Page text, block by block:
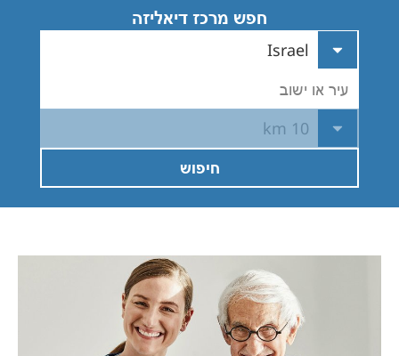
Serbia
Slovakia
Slovenia
Sweden
United Kingdom
Asia Pacific
Asia Pacific
חפש מרכז דיאליזה
Israel
עיר או ישוב
10 km
חיפוש